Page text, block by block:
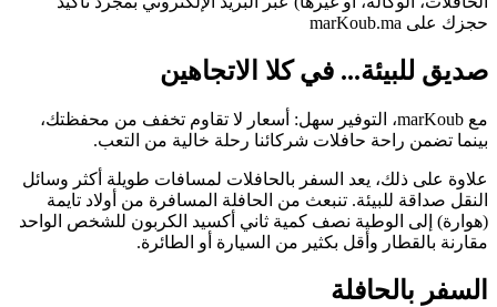
حجزك على marKoub.ma
صديق للبيئة... في كلا الاتجاهين
مع marKoub، التوفير سهل: أسعار لا تقاوم تخفف من محفظتك،
بينما تضمن راحة حافلات شركائنا رحلة خالية من التعب.
علاوة على ذلك، يعد السفر بالحافلات لمسافات طويلة أكثر وسائل
النقل صداقة للبيئة. تنبعث من الحافلة المسافرة من أولاد تايمة
(هوارة) إلى الوطية نصف كمية ثاني أكسيد الكربون للشخص الواحد
مقارنة بالقطار وأقل بكثير من السيارة أو الطائرة.
السفر بالحافلة